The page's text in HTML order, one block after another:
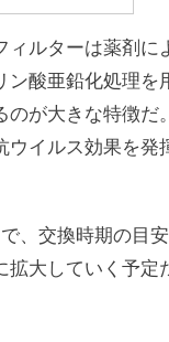
ィルターは薬剤
ン酸亜鉛化処理
のが大きな特徴
ウイルス効果を
、交換時期の目
拡大していく予